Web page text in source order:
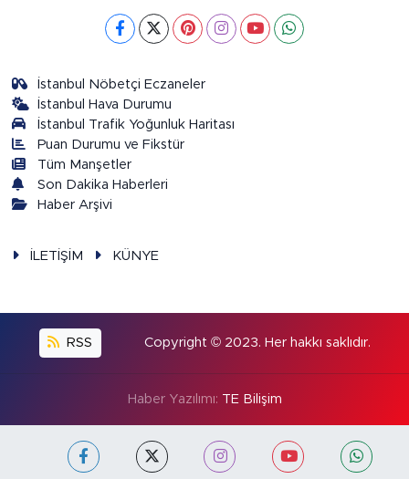
İstanbul Nöbetçi Eczaneler
İstanbul Hava Durumu
İstanbul Trafik Yoğunluk Haritası
Puan Durumu ve Fikstür
Tüm Manşetler
Son Dakika Haberleri
Haber Arşivi
İLETİŞİM KÜNYE
RSS Copyright © 2023. Her hakkı saklıdır.
Haber Yazılımı: TE Bilişim